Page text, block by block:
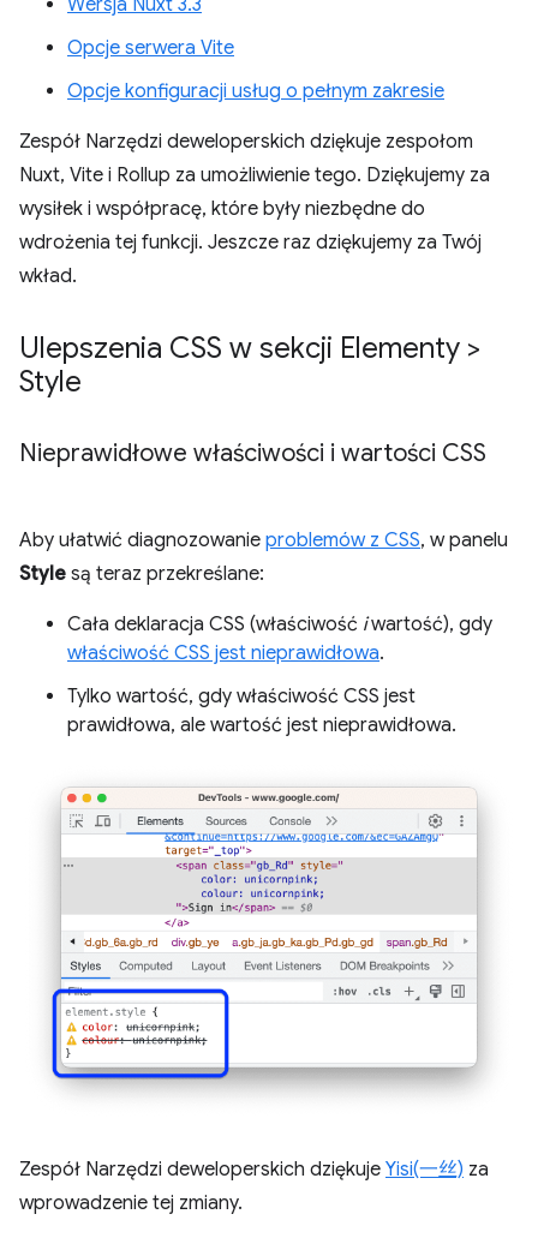
Opcje serwera Vite
Opcje konfiguracji usług o pełnym zakresie
Zespół Narzędzi deweloperskich dziękuje zespołom
Nuxt, Vite i Rollup za umożliwienie tego. Dziękujemy za
wysiłek i współpracę, które były niezbędne do
wdrożenia tej funkcji. Jeszcze raz dziękujemy za Twój
wkład.
Ulepszenia CSS w sekcji Elementy >
Style
Nieprawidłowe właściwości i wartości CSS
Aby ułatwić diagnozowanie problemów z CSS, w panelu
Style są teraz przekreślane:
Cała deklaracja CSS (właściwość iwartość), gdy
właściwość CSS jest nieprawidłowa.
Tylko wartość, gdy właściwość CSS jest
prawidłowa, ale wartość jest nieprawidłowa.
Zespół Narzędzi deweloperskich dziękuje Yisi(一丝) za
wprowadzenie tej zmiany.